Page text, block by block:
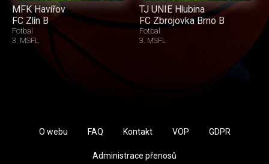
MFK Havířov
FC Zlín B
Fotbal
3. MSFL
TJ UNIE Hlubina
FC Zbrojovka Brno B
Fotbal
3. MSFL
O webu FAQ Kontakt VOP GDPR
Administrace přenosů